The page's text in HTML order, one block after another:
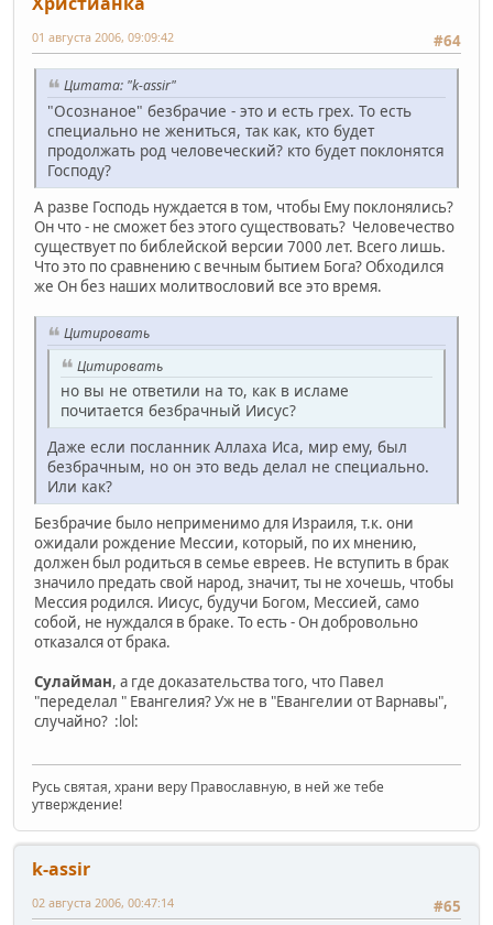
#64
01 августа 2006, 09:09:42
Цитата: "k-assir"
"Осознаное" безбрачие - это и есть грех. То есть
специально не жениться, так как, кто будет
продолжать род человеческий? кто будет поклонятся
Господу?
А разве Господь нуждается в том, чтобы Ему поклонялись?
Он что - не сможет без этого существовать? Человечество
существует по библейской версии 7000 лет. Всего лишь.
Что это по сравнению с вечным бытием Бога? Обходился
же Он без наших молитвословий все это время.
Цитировать
Цитировать
но вы не ответили на то, как в исламе
почитается безбрачный Иисус?
Даже если посланник Аллаха Иса, мир ему, был
безбрачным, но он это ведь делал не специально.
Или как?
Безбрачие было неприменимо для Израиля, т.к. они
ожидали рождение Мессии, который, по их мнению,
должен был родиться в семье евреев. Не вступить в брак
значило предать свой народ, значит, ты не хочешь, чтобы
Мессия родился. Иисус, будучи Богом, Мессией, само
собой, не нуждался в браке. То есть - Он добровольно
отказался от брака.
Сулайман, а где доказательства того, что Павел
"переделал " Евангелия? Уж не в "Евангелии от Варнавы",
случайно? :lol:
Русь святая, храни веру Православную, в ней же тебе
утверждение!
k-assir
#65
02 августа 2006, 00:47:14